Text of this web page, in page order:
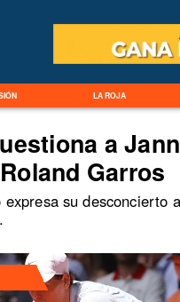
LA ROJA
a
Garros
su desconcierto